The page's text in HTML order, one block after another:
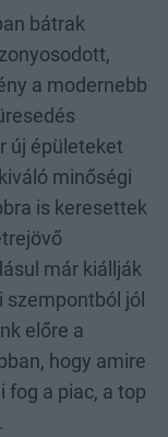
bátrak
a modernebb
új épületeket
minőségi
is keresettek
már kiállják
szempontból jól
előre a
hogy amire
fog a piac, a top